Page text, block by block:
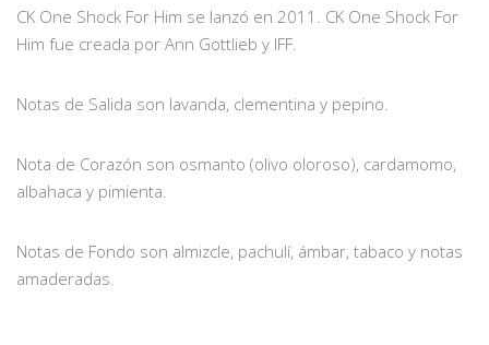
CK One Shock For Him se lanzó en 2011. CK One Shock For
Him fue creada por Ann Gottlieb y IFF.
Notas de Salida son lavanda, clementina y pepino.
Nota de Corazón son osmanto (olivo oloroso), cardamomo,
albahaca y pimienta.
Notas de Fondo son almizcle, pachulí, ámbar, tabaco y notas
amaderadas.